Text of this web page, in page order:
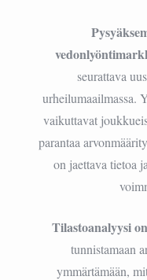
seurattava
urheilumaailmassa.
vaikuttavat
parantaa
on jaettava tietoa
Tilastoanalyysi
tunnistamaan
ymmärtämään,